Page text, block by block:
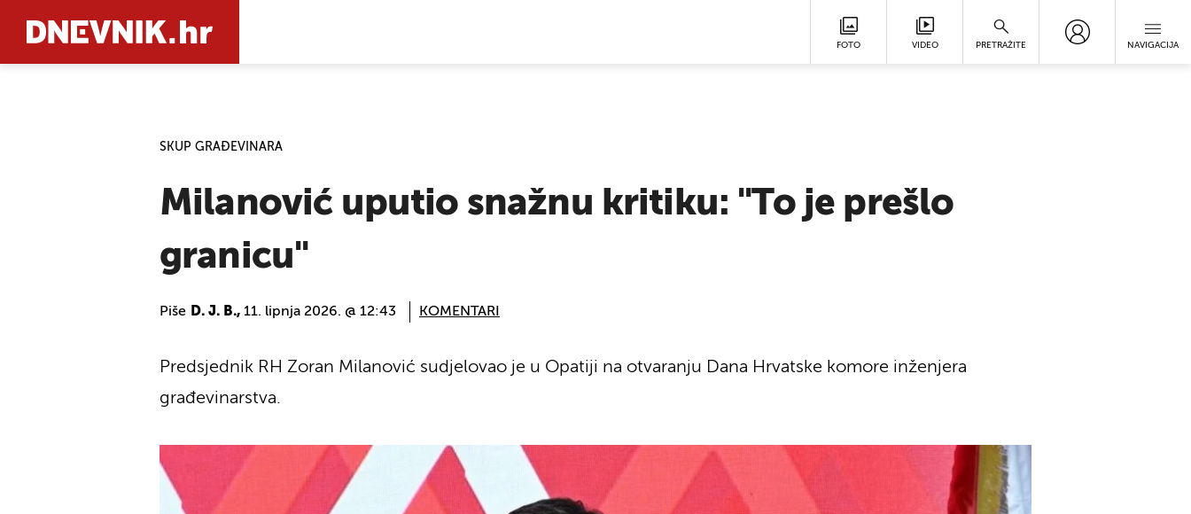
FOTO VIDEO PRETRAŽITE NAVIGACIJA
SKUP GRAĐEVINARA
Milanović uputio snažnu kritiku: "To je prešlo
granicu"
Piše D. J. B., 11. lipnja 2026. @ 12:43 KOMENTARI
Predsjednik RH Zoran Milanović sudjelovao je u Opatiji na otvaranju Dana Hrvatske komore inženjera
građevinarstva.